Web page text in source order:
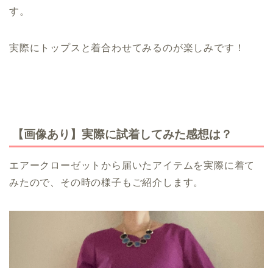
す。
実際にトップスと着合わせてみるのが楽しみです！
【画像あり】実際に試着してみた感想は？
エアークローゼットから届いたアイテムを実際に着て
みたので、その時の様子もご紹介します。
エアークローゼット